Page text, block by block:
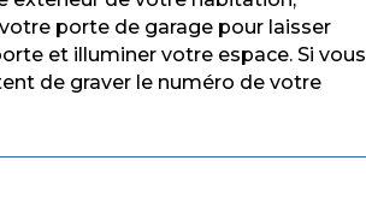
porte de garage pour laisser
et illuminer votre espace. Si vous
de graver le numéro de votre